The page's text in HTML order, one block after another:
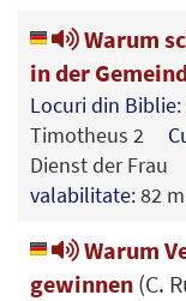
Warum
in der
Locuri din Biblie:
Timotheus 2
Dienst der Frau
valabilitate:82
Warum
gewinnen (C.